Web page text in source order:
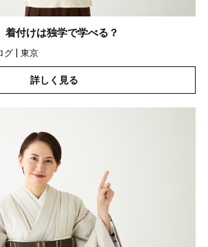
着付けは独学で学べる？
グ | 東京
詳しく見る